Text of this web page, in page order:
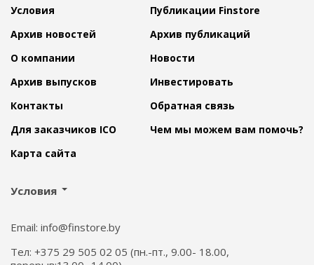
Условия
Публикации Finstore
Архив новостей
Архив публикаций
О компании
Новости
Архив выпусков
Инвестировать
Контакты
Обратная связь
Для заказчиков ICO
Чем мы можем вам помочь?
Карта сайта
Условия
Email: info@finstore.by
Тел: +375 29 505 02 05 (пн.-пт., 9.00- 18.00,